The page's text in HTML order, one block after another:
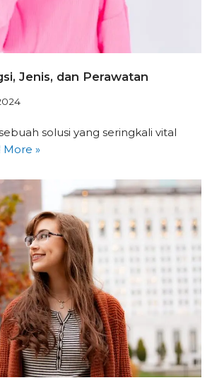
Jenis, dan Perawatan
solusi yang seringkali vital
More »